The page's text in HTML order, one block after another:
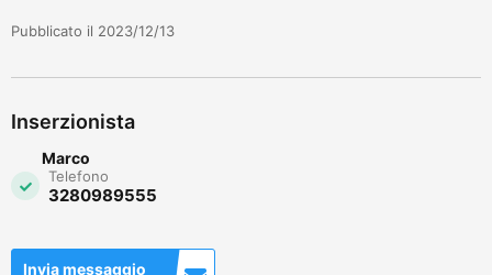
Pubblicato il 2023/12/13
Inserzionista
Marco
Telefono
3280989555
Invia messaggio